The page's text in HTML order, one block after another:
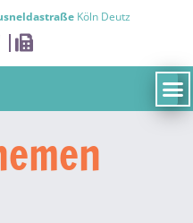
Köln Deutz